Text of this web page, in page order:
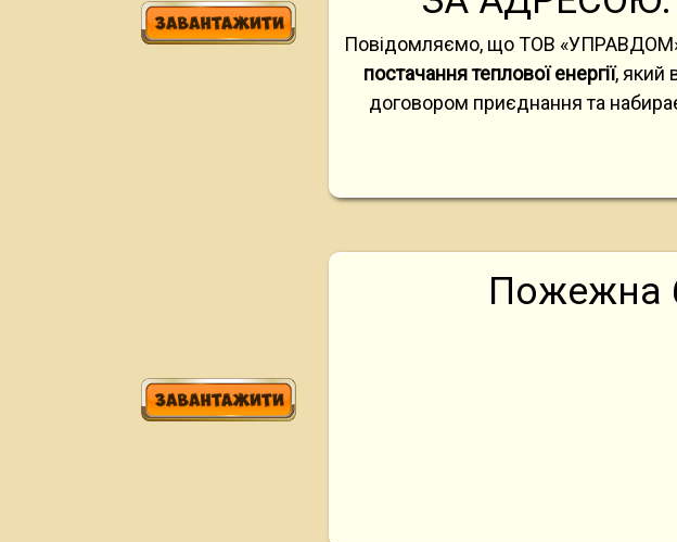
Повідомляємо, що ТОВ
постачання теплової енергії, який
договором приєднання та
Пожежна